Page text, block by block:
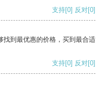
支持[0] 反对[0]
找到最优惠的价格，买到最合适
支持[0] 反对[0]